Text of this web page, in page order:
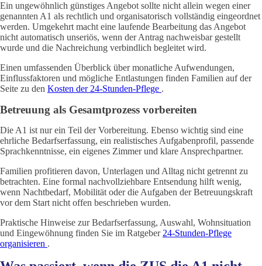
Ein ungewöhnlich günstiges Angebot sollte nicht allein wegen einer
genannten A1 als rechtlich und organisatorisch vollständig eingeordnet
werden. Umgekehrt macht eine laufende Bearbeitung das Angebot
nicht automatisch unseriös, wenn der Antrag nachweisbar gestellt
wurde und die Nachreichung verbindlich begleitet wird.
Einen umfassenden Überblick über monatliche Aufwendungen,
Einflussfaktoren und mögliche Entlastungen finden Familien auf der
Seite zu den Kosten der 24-Stunden-Pflege .
Betreuung als Gesamtprozess vorbereiten
Die A1 ist nur ein Teil der Vorbereitung. Ebenso wichtig sind eine
ehrliche Bedarfserfassung, ein realistisches Aufgabenprofil, passende
Sprachkenntnisse, ein eigenes Zimmer und klare Ansprechpartner.
Familien profitieren davon, Unterlagen und Alltag nicht getrennt zu
betrachten. Eine formal nachvollziehbare Entsendung hilft wenig,
wenn Nachtbedarf, Mobilität oder die Aufgaben der Betreuungskraft
vor dem Start nicht offen beschrieben wurden.
Praktische Hinweise zur Bedarfserfassung, Auswahl, Wohnsituation
und Eingewöhnung finden Sie im Ratgeber 24-Stunden-Pflege
organisieren .